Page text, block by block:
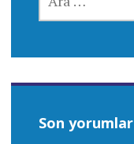
Son yorumlar